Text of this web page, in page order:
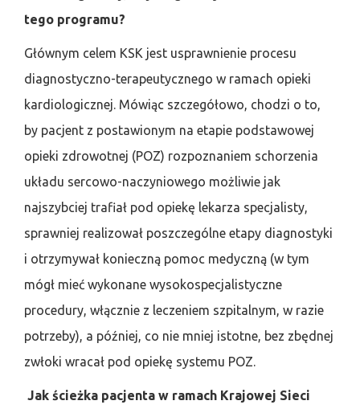
tego programu?
Głównym celem KSK jest usprawnienie procesu
diagnostyczno-terapeutycznego w ramach opieki
kardiologicznej. Mówiąc szczegółowo, chodzi o to,
by pacjent z postawionym na etapie podstawowej
opieki zdrowotnej (POZ) rozpoznaniem schorzenia
układu sercowo-naczyniowego możliwie jak
najszybciej trafiał pod opiekę lekarza specjalisty,
sprawniej realizował poszczególne etapy diagnostyki
i otrzymywał konieczną pomoc medyczną (w tym
mógł mieć wykonane wysokospecjalistyczne
procedury, włącznie z leczeniem szpitalnym, w razie
potrzeby), a później, co nie mniej istotne, bez zbędnej
zwłoki wracał pod opiekę systemu POZ.
Jak ścieżka pacjenta w ramach Krajowej Sieci